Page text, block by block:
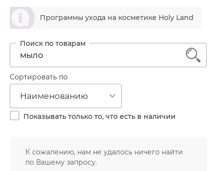
Мусс
Мыло
Набор косметики
Пилинг
Пудра
Шампунь
Против морщин
Увлажнение
естественному тону средства отлично маскируют
дефекты кожи. Их можно использовать как базу под
макияж. При регулярном применении средств
количество уже имеющихся морщин и
минимизируется вероятность появления новых.
ဆ Программы ухода на косметике Holy Land
1
Сортировать по
Наименованию
Показывать только то, что есть в наличии
К сожалению, нам не удалось ничего найти
по Вашему запросу.